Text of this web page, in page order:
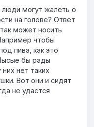
могут жалеть о
на голове? Ответ
может носить
чтобы
пива, как это
бы рады
нет таких
Вот они и сидят
не удастся